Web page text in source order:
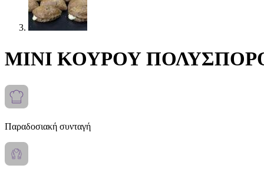
MINI ΚΟΥΡΟΥ ΠΟΛΥΣΠΟΡΟ
Παραδοσιακή συνταγή